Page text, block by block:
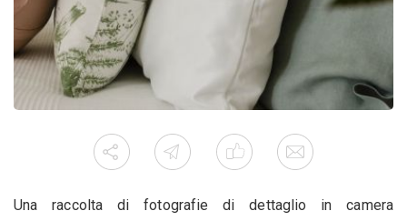
Una raccolta di fotografie di dettaglio in camera